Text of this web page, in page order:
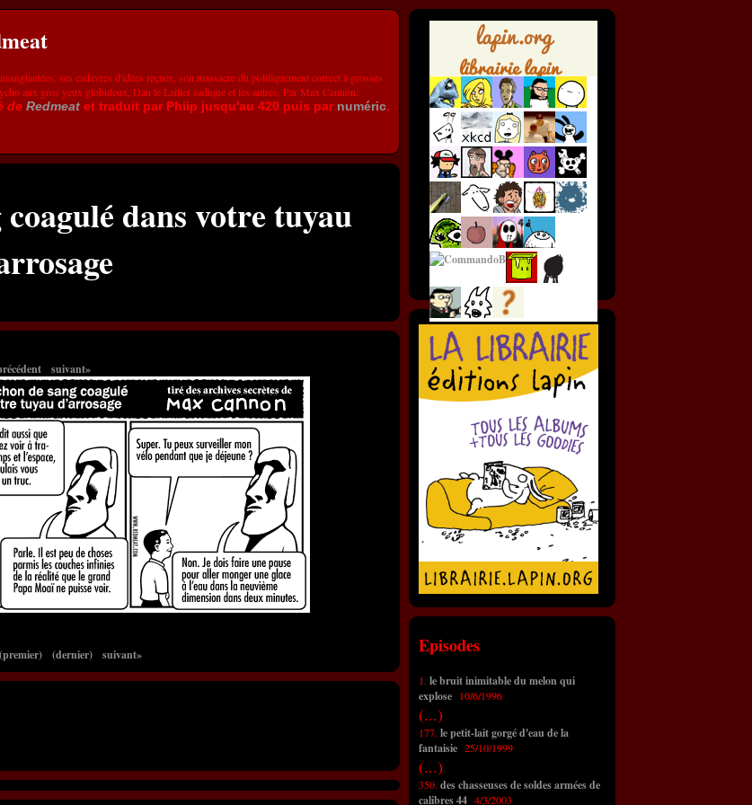
ses cadavres d'idées reçues, son massacre du politiquement correct à grosses
aux gros yeux globuleux, Dan le Laitier sadique et les autres. Par Max Cannon.
de Redmeat et traduit par Phiip jusqu'au 420 puis par numéric.
dans votre tuyau
suivant»
(premier) (dernier) suivant» Episodes
1. le bruit inimitable du melon qui
explose 10/6/1996
(...)
177. le petit-lait gorgé d'eau de la
fantaisie 25/10/1999
(...)
350. des chasseuses de soldes armées de
calibres 44 4/3/2003